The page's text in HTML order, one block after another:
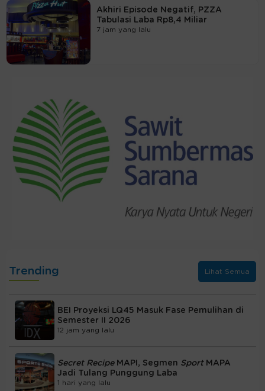
Akhiri Episode Negatif, PZZA
Tabulasi Laba Rp8,4 Miliar
7 jam yang lalu
Trending Lihat Semua
BEI Proyeksi LQ45 Masuk Fase Pemulihan di
Semester II 2026
12 jam yang lalu
Secret RecipeMAPI, Segmen Sport MAPA
Jadi Tulang Punggung Laba
1 hari yang lalu